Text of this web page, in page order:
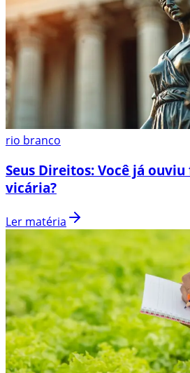
rio branco
Seus Direitos: Você já
vicária?
Ler matéria